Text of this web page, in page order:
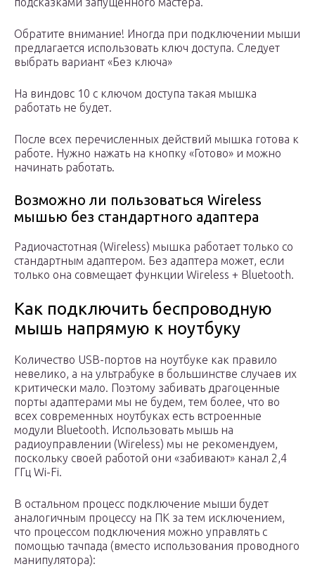
Обратите внимание! Иногда при подключении мыши
предлагается использовать ключ доступа. Следует
выбрать вариант «Без ключа»
На виндовс 10 с ключом доступа такая мышка
работать не будет.
После всех перечисленных действий мышка готова к
работе. Нужно нажать на кнопку «Готово» и можно
начинать работать.
Возможно ли пользоваться Wireless
мышью без стандартного адаптера
Радиочастотная (Wireless) мышка работает только со
стандартным адаптером. Без адаптера может, если
только она совмещает функции Wireless + Bluetooth.
Как подключить беспроводную
мышь напрямую к ноутбуку
Количество USB-портов на ноутбуке как правило
невелико, а на ультрабуке в большинстве случаев их
критически мало. Поэтому забивать драгоценные
порты адаптерами мы не будем, тем более, что во
всех современных ноутбуках есть встроенные
модули Bluetooth. Использовать мышь на
радиоуправлении (Wireless) мы не рекомендуем,
поскольку своей работой они «забивают» канал 2,4
ГГц Wi-Fi.
В остальном процесс подключение мыши будет
аналогичным процессу на ПК за тем исключением,
что процессом подключения можно управлять с
помощью тачпада (вместо использования проводного
манипулятора):